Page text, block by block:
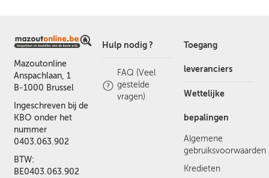
Mazoutonline
Anspachlaan, 1
B-1000 Brussel
Ingeschreven bij de
KBO onder het
nummer
0403.063.902
BTW:
BE0403.063.902
Hulp nodig ?
FAQ (Veel
gestelde
vragen)
Toegang
leveranciers
Wettelijke
bepalingen
Algemene
gebruiksvoorwaarden
Kredieten